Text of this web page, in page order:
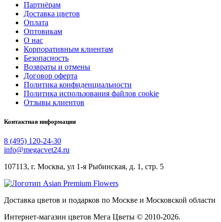
Партнёрам
Доставка цветов
Оплата
Оптовикам
О нас
Корпоративным клиентам
Безопасность
Возвраты и отмены
Договор оферта
Политика конфиденциальности
Политика использования файлов cookie
Отзывы клиентов
Контактная информация
8 (495) 120-24-30
info@megacvet24.ru
107113, г. Москва, ул 1-я Рыбинская, д. 1, стр. 5
Доставка цветов и подарков по Москве и Московской области
Интернет-магазин цветов Мега Цветы © 2010-2026.